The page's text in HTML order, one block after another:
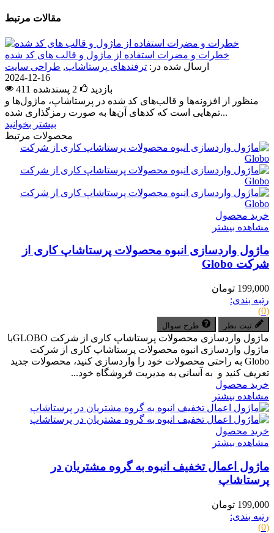
مقالات مرتبط
خطرات و مضرات استفاده از ماژول و قالب های کد شده
ارسال شده در: ترفندهای پرستاشاپ, طراحی سایت
2024-12-16
411 بازدید
2 پسندشده
منظور از افزونه‌ها و قالب‌های کد شده در پرستاشاپ، ماژول‌ها و
تم‌هایی است که کدهای آن‌ها به صورت رمزگذاری شده...
بیشتر بخوانید
محصولات مرتبط
خرید محصول
مشاهده بیشتر
ماژول واردسازی انبوه محصولات پرستاشاپ کاری از
شرکت Globo
199,000 تومان
رتبه بندی:
(0)
ثبت نظر طرح سوال
ماژول واردسازی محصولات پرستاشاپ کاری از شرکت GLOBOبا
ماژول واردسازی انبوه محصولات پرستاشاپ کاری از شرکت
Globo به راحتی محصولات خود را واردسازی کنید، محصولات جدید
تعریف کنید و به آسانی به مدیریت فروشگاه خود...
خرید محصول
مشاهده بیشتر
خرید محصول
مشاهده بیشتر
ماژول اعمال تخفیف انبوه به گروه مشتریان در
پرستاشاپ
199,000 تومان
رتبه بندی:
(0)